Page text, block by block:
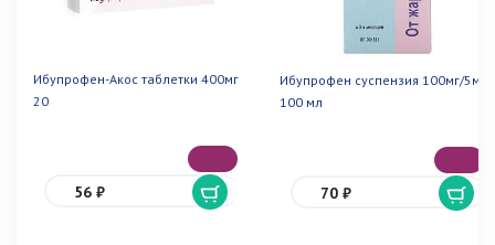
Ибупрофен-Акос таблетки 400мг
20
56 ₽
Ибупрофен суспензия 100мг/5мл
100 мл
70 ₽